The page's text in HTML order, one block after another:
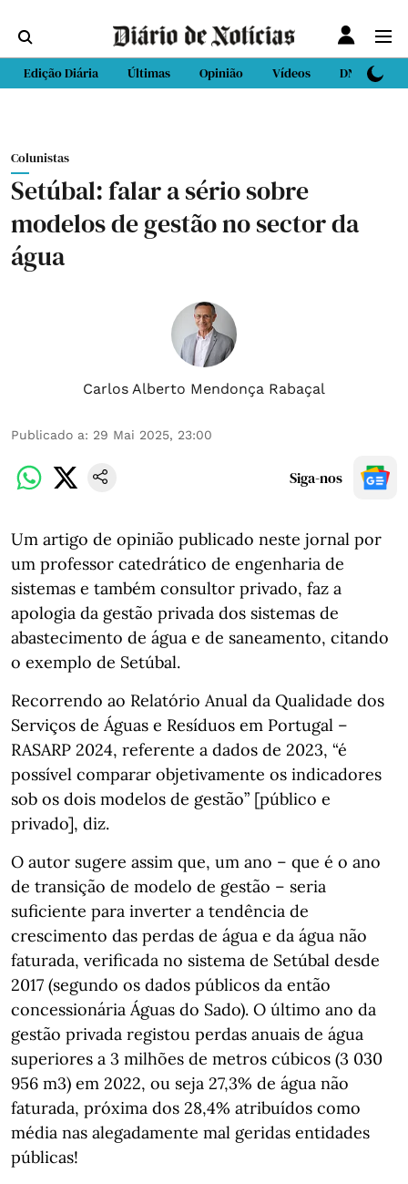
Edição Diária Últimas Opinião Vídeos DN Sport
Colunistas
Setúbal: falar a sério sobre
modelos de gestão no sector da
água
Carlos Alberto Mendonça Rabaçal
Publicado a: 29 Mai 2025, 23:00
Siga-nos
Um artigo de opinião publicado neste jornal por
um professor catedrático de engenharia de
sistemas e também consultor privado, faz a
apologia da gestão privada dos sistemas de
abastecimento de água e de saneamento, citando
o exemplo de Setúbal.
Recorrendo ao Relatório Anual da Qualidade dos
Serviços de Águas e Resíduos em Portugal –
RASARP 2024, referente a dados de 2023, “é
possível comparar objetivamente os indicadores
sob os dois modelos de gestão” [público e
privado], diz.
O autor sugere assim que, um ano – que é o ano
de transição de modelo de gestão – seria
suficiente para inverter a tendência de
crescimento das perdas de água e da água não
faturada, verificada no sistema de Setúbal desde
2017 (segundo os dados públicos da então
concessionária Águas do Sado). O último ano da
gestão privada registou perdas anuais de água
superiores a 3 milhões de metros cúbicos (3 030
956 m3) em 2022, ou seja 27,3% de água não
faturada, próxima dos 28,4% atribuídos como
média nas alegadamente mal geridas entidades
públicas!